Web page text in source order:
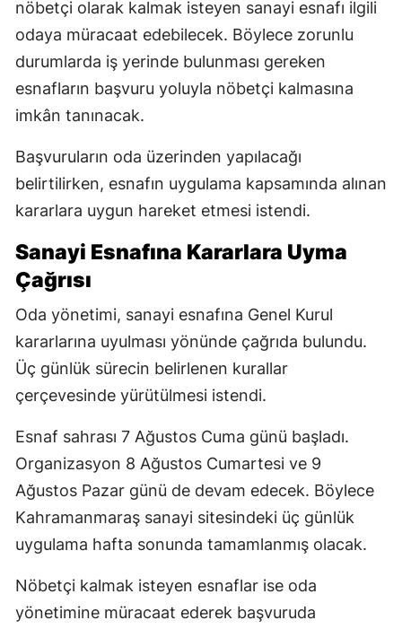
nöbetçi olarak kalmak isteyen sanayi esnafı ilgili
odaya müracaat edebilecek. Böylece zorunlu
durumlarda iş yerinde bulunması gereken
esnafların başvuru yoluyla nöbetçi kalmasına
imkân tanınacak.
Başvuruların oda üzerinden yapılacağı
belirtilirken, esnafın uygulama kapsamında alınan
kararlara uygun hareket etmesi istendi.
Sanayi Esnafına Kararlara Uyma
Çağrısı
Oda yönetimi, sanayi esnafına Genel Kurul
kararlarına uyulması yönünde çağrıda bulundu.
Üç günlük sürecin belirlenen kurallar
çerçevesinde yürütülmesi istendi.
Esnaf sahrası 7 Ağustos Cuma günü başladı.
Organizasyon 8 Ağustos Cumartesi ve 9
Ağustos Pazar günü de devam edecek. Böylece
Kahramanmaraş sanayi sitesindeki üç günlük
uygulama hafta sonunda tamamlanmış olacak.
Nöbetçi kalmak isteyen esnaflar ise oda
yönetimine müracaat ederek başvuruda